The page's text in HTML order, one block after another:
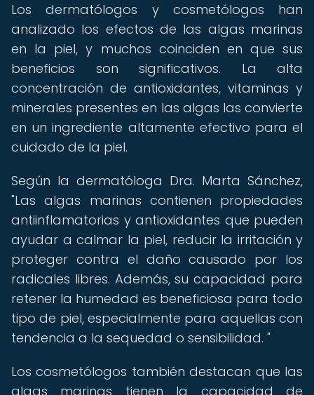
Los dermatólogos y cosmetólogos han
analizado los efectos de las algas marinas
en la piel, y muchos coinciden en que sus
beneficios son significativos. La alta
concentración de antioxidantes, vitaminas y
minerales presentes en las algas las convierte
en un ingrediente altamente efectivo para el
cuidado de la piel.
Según la dermatóloga Dra. Marta Sánchez,
"Las algas marinas contienen propiedades
antiinflamatorias y antioxidantes que pueden
ayudar a calmar la piel, reducir la irritación y
proteger contra el daño causado por los
radicales libres. Además, su capacidad para
retener la humedad es beneficiosa para todo
tipo de piel, especialmente para aquellas con
tendencia a la sequedad o sensibilidad. "
Los cosmetólogos también destacan que las
algas marinas tienen la capacidad de